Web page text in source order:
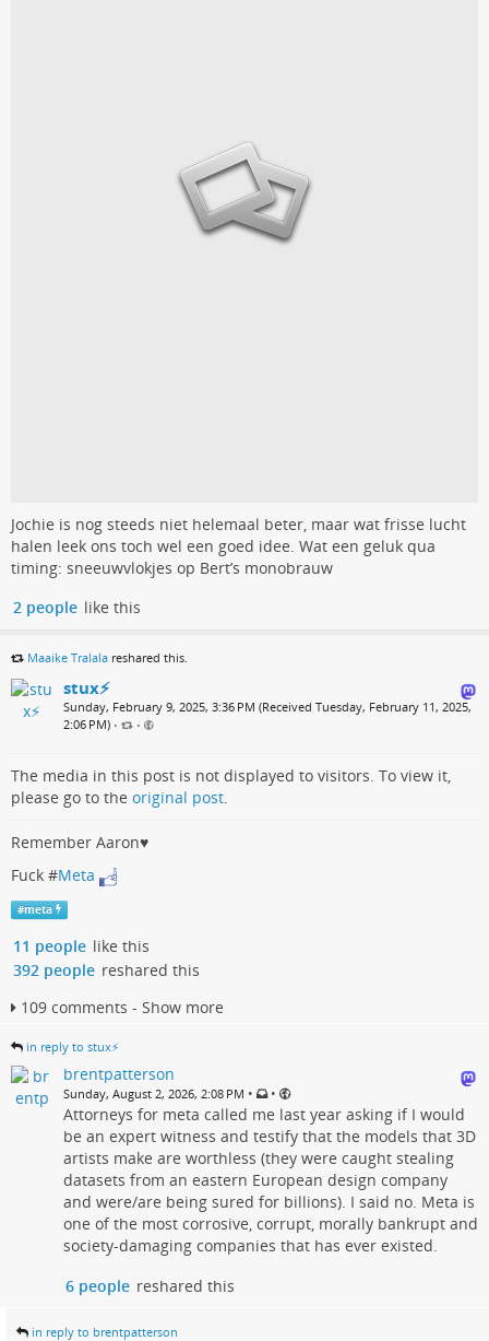
Jochie is nog steeds niet helemaal beter, maar wat frisse lucht
halen leek ons toch wel een goed idee. Wat een geluk qua
timing: sneeuwvlokjes op Bert’s monobrauw
2 people like this
Maaike Tralala reshared this.
stux⚡️
Sunday, February 9, 2025, 3:36 PM (Received Tuesday, February 11, 2025,
2:06 PM) • •
The media in this post is not displayed to visitors. To view it,
please go to the original post.
Remember Aaron♥️
Fuck #Meta
#meta
11 people like this
392 people reshared this
109 comments - Show more
in reply to stux⚡️
brentpatterson
Sunday, August 2, 2026, 2:08 PM • •
Attorneys for meta called me last year asking if I would
be an expert witness and testify that the models that 3D
artists make are worthless (they were caught stealing
datasets from an eastern European design company
and were/are being sured for billions). I said no. Meta is
one of the most corrosive, corrupt, morally bankrupt and
society-damaging companies that has ever existed.
6 people reshared this
in reply to brentpatterson